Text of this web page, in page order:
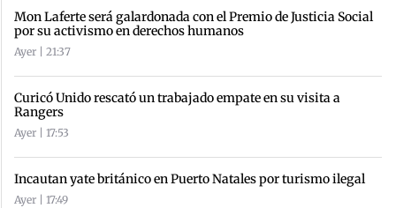
Mon Laferte será galardonada con el Premio de Justicia Social
por su activismo en derechos humanos
Ayer | 21:37
Curicó Unido rescató un trabajado empate en su visita a
Rangers
Ayer | 17:53
Incautan yate británico en Puerto Natales por turismo ilegal
Ayer | 17:49